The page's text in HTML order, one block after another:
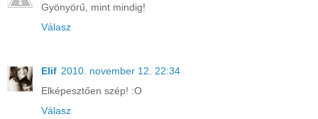
Gyönyörű, mint mindig!
Válasz
Elif 2010. november 12. 22:34
Elképesztően szép! :O
Válasz